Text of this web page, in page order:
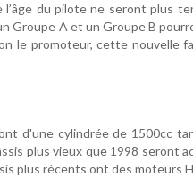
l’âge du pilote ne seront plus
Groupe A et un Groupe B
le promoteur, cette nouvelle
d'une cylindrée de 1500cc
plus vieux que 1998 seront
plus récents ont des moteurs